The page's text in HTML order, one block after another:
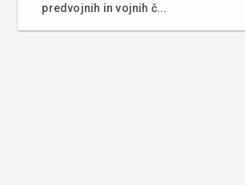
predvojnih in vojnih č...